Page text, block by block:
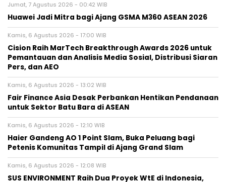
Jumat, 7 Agustus 2026 - 00:42 WIB
Huawei Jadi Mitra bagi Ajang GSMA M360 ASEAN 2026
Kamis, 6 Agustus 2026 - 17:00 WIB
Cision Raih MarTech Breakthrough Awards 2026 untuk
Pemantauan dan Analisis Media Sosial, Distribusi Siaran
Pers, dan AEO
Kamis, 6 Agustus 2026 - 13:02 WIB
Fair Finance Asia Desak Perbankan Hentikan Pendanaan
untuk Sektor Batu Bara di ASEAN
Kamis, 6 Agustus 2026 - 12:10 WIB
Haier Gandeng AO 1 Point Slam, Buka Peluang bagi
Petenis Komunitas Tampil di Ajang Grand Slam
Kamis, 6 Agustus 2026 - 12:08 WIB
SUS ENVIRONMENT Raih Dua Proyek WtE di Indonesia,